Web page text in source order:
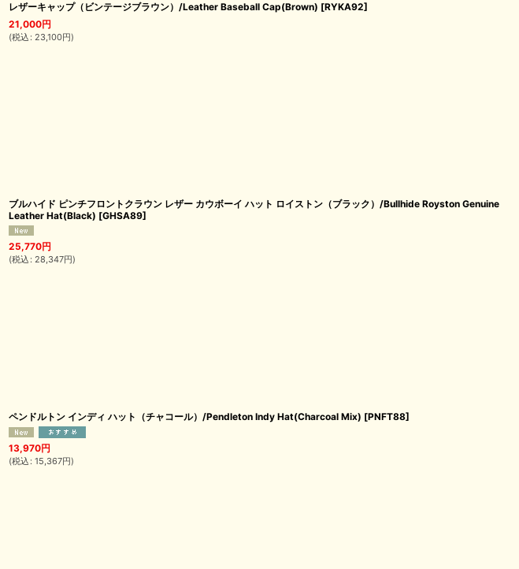
レザーキャップ（ビンテージブラウン）/Leather Baseball Cap(Brown) [RYKA92]
21,000円
(税込 : 23,100円)
ブルハイド ピンチフロントクラウン レザー カウボーイ ハット ロイストン（ブラック）/Bullhide Royston Genuine
Leather Hat(Black) [GHSA89]
25,770円
(税込 : 28,347円)
ペンドルトン インディ ハット（チャコール）/Pendleton Indy Hat(Charcoal Mix) [PNFT88]
13,970円
(税込 : 15,367円)